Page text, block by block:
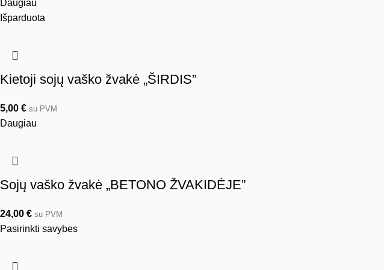
Daugiau
Išparduota
Kietoji sojų vaško žvakė „ŠIRDIS”
5,00 € su PVM
Daugiau
Sojų vaško žvakė „BETONO ŽVAKIDĖJE”
24,00 € su PVM
Pasirinkti savybes